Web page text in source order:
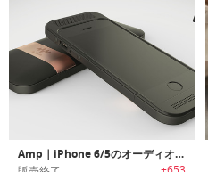
Amp｜iPhone 6/5のオーディオをアップグレードするアンプ内蔵ケース